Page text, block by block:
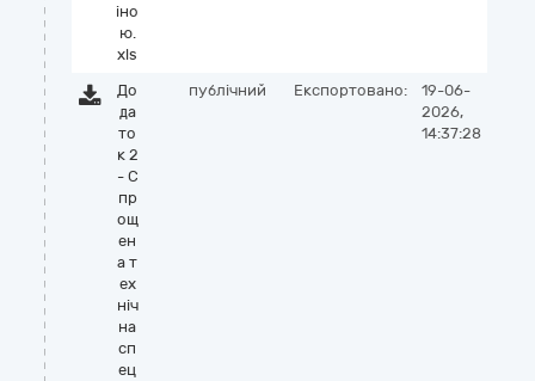
іно
ю.
xls
До
да
то
к 2
- С
пр
ощ
ен
а т
ех
ніч
на
сп
ец
публічний Експортовано:
19-06-
2026,
14:37:28